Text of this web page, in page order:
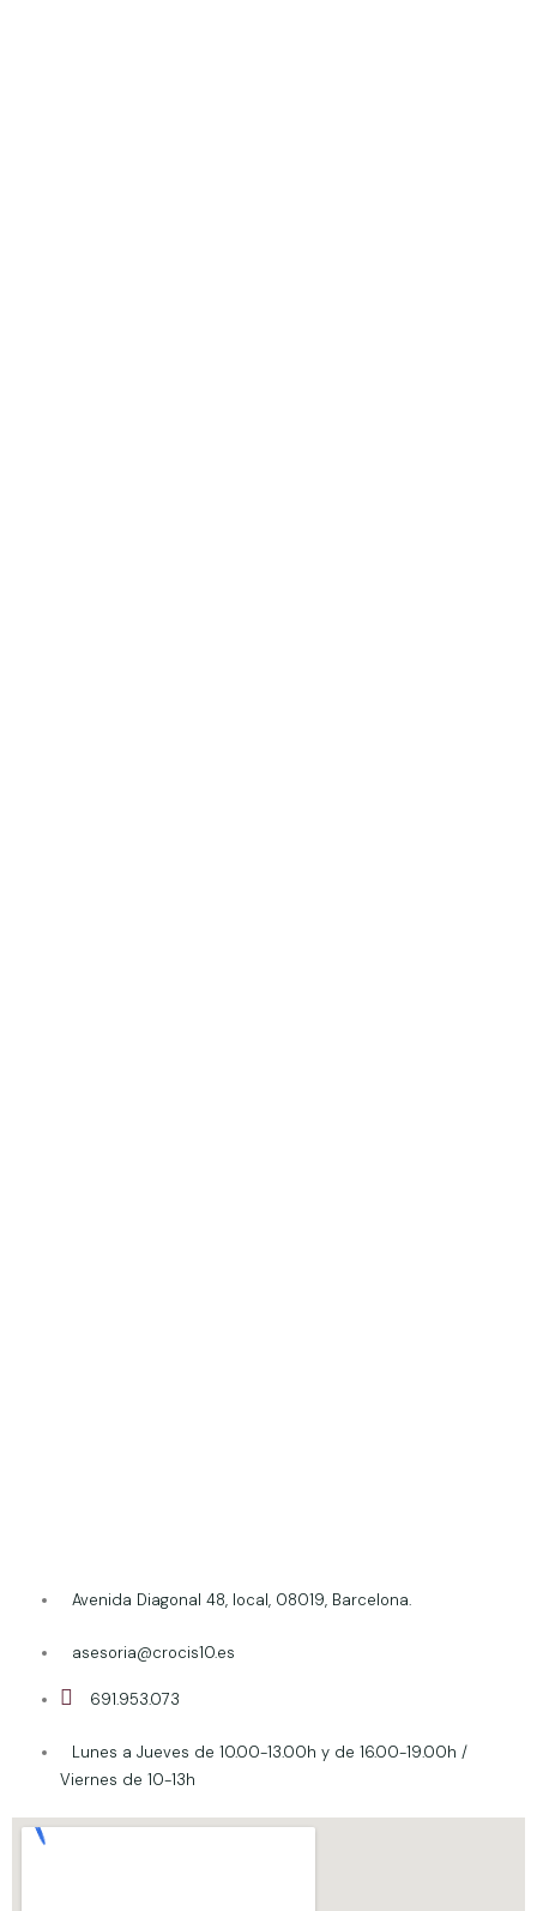
Avenida Diagonal 48, local, 08019, Barcelona.
asesoria@crocis10.es
691.953.073
Lunes a Jueves de 10.00-13.00h y de 16.00-19.00h /
Viernes de 10-13h